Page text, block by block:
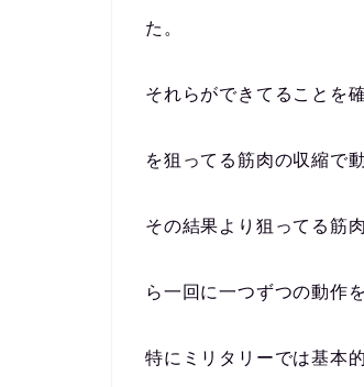
た。
それらができてることを
を狙ってる筋肉の収縮で
その結果より狙ってる筋
ら一回に一つずつの動作
特にミリタリーでは基本